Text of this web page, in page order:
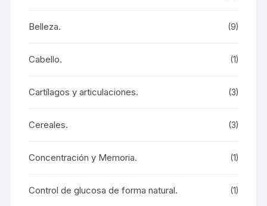
Belleza. (9)
Cabello. (1)
Cartílagos y articulaciones. (3)
Cereales. (3)
Concentración y Memoria. (1)
Control de glucosa de forma natural. (1)